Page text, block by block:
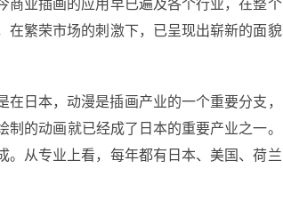
商业插画的应用早已遍及各个行业，在整个
在繁荣市场的刺激下，已呈现出崭新的面貌
日本，动漫是插画产业的一个重要分支，
的动画就已经成了日本的重要产业之一。
。从专业上看，每年都有日本、美国、荷兰